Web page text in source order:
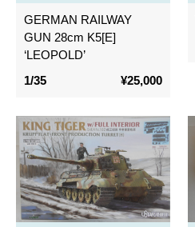
GERMAN RAILWAY
GUN 28cm K5[E]
‘LEOPOLD’
1/35
¥25,000